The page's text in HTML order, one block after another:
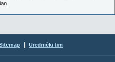
Urednički tim